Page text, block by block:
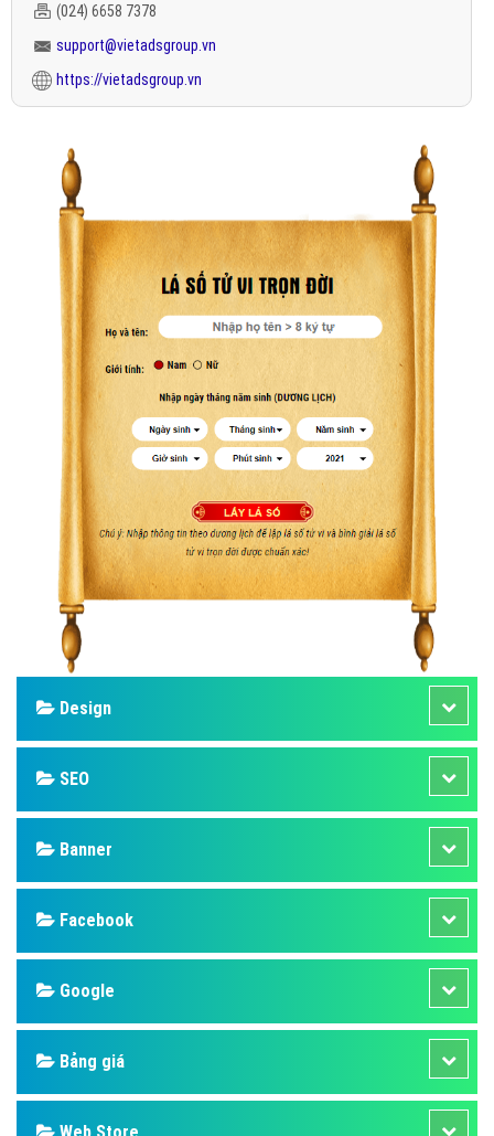
(024) 6658 7378
support@vietadsgroup.vn
https://vietadsgroup.vn
Design
SEO
Banner
Facebook
Google
Bảng giá